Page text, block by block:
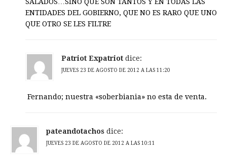
SALADOS…SINO QUE SON TANTOS Y EN TODAS LAS
ENTIDADES DEL GOBIERNO, QUE NO ES RARO QUE UNO
QUE OTRO SE LES FILTRE
Patriot Expatriot dice:
JUEVES 23 DE AGOSTO DE 2012 A LAS 11:20
Fernando; nuestra «soberbiania» no esta de venta.
pateandotachos dice:
JUEVES 23 DE AGOSTO DE 2012 A LAS 10:11